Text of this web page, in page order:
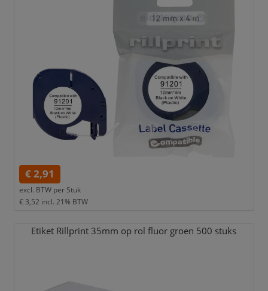
€ 2,91
excl. BTW per Stuk
€ 3,52 incl. 21% BTW
Etiket Rillprint 35mm op rol fluor groen 500 stuks